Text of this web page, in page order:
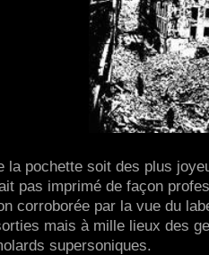
la pochette soit des plus
pas imprimé de façon
corroborée par la vue du
mais à mille lieux des
supersoniques.